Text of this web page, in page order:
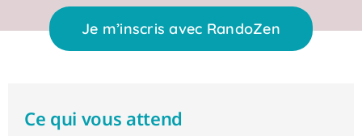
Je m’inscris avec RandoZen
Ce qui vous attend